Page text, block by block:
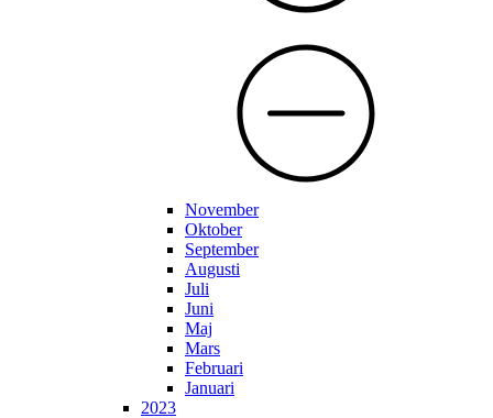
November
Oktober
September
Augusti
Juli
Juni
Maj
Mars
Februari
Januari
2023